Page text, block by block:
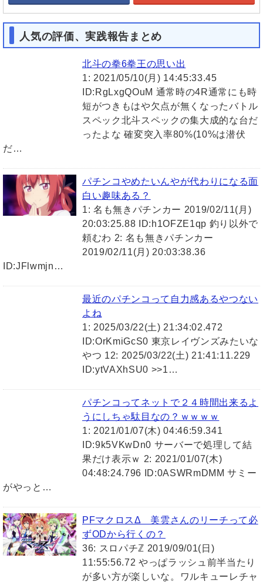
人気の評価、実践報告まとめ
北斗の拳6拳王の思い出
1: 2021/05/10(月) 14:45:33.45
ID:RgLxgQOuM 通常時の4R通常にも時
短がつきもはや欠点が無くなったバトル
スペック北斗スペックの集大成的な台だ
ったよな 確変突入率80%(10%は潜伏
だ…
パチンコやめたいんやが代わりになる面
白い趣味ある？
1: 名も無きパチンカー 2019/02/11(月)
20:03:25.88 ID:h1OFZE1qp 釣り以外で
頼むわ 2: 名も無きパチンカー
2019/02/11(月) 20:03:38.36
ID:JFlwmjn…
最近のパチンコって自力感あるやつない
よね
1: 2025/03/22(土) 21:34:02.472
ID:OrKmiGcS0 東京レイヴンズみたいな
やつ 12: 2025/03/22(土) 21:41:11.229
ID:ytVAXhSU0 >>1…
パチンコってネットで２４時間出来るよ
うにしちゃ駄目なの？ｗｗｗｗ
1: 2021/01/07(木) 04:46:59.341
ID:9k5VKwDn0 サーバーで処理して結
果だけ表示ｗ 2: 2021/01/07(木)
04:48:24.796 ID:0ASWRmDMM サミー
がやっと…
PFマクロスΔ 美雲さんのリーチって必
ずODから行くの？
36: スロパチℤ 2019/09/01(日)
11:55:56.72 やっぱラッシュ前半当たり
が多い方が楽しいな。ワルキューレチャ